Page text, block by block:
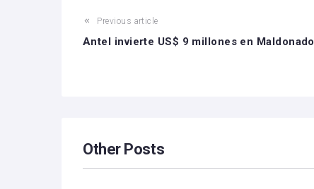
Previous article
Antel invierte US$ 9 millones en Maldonado
Other Posts